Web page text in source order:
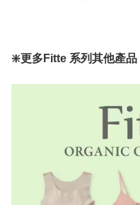
❇️更多Fitte 系列其他產品